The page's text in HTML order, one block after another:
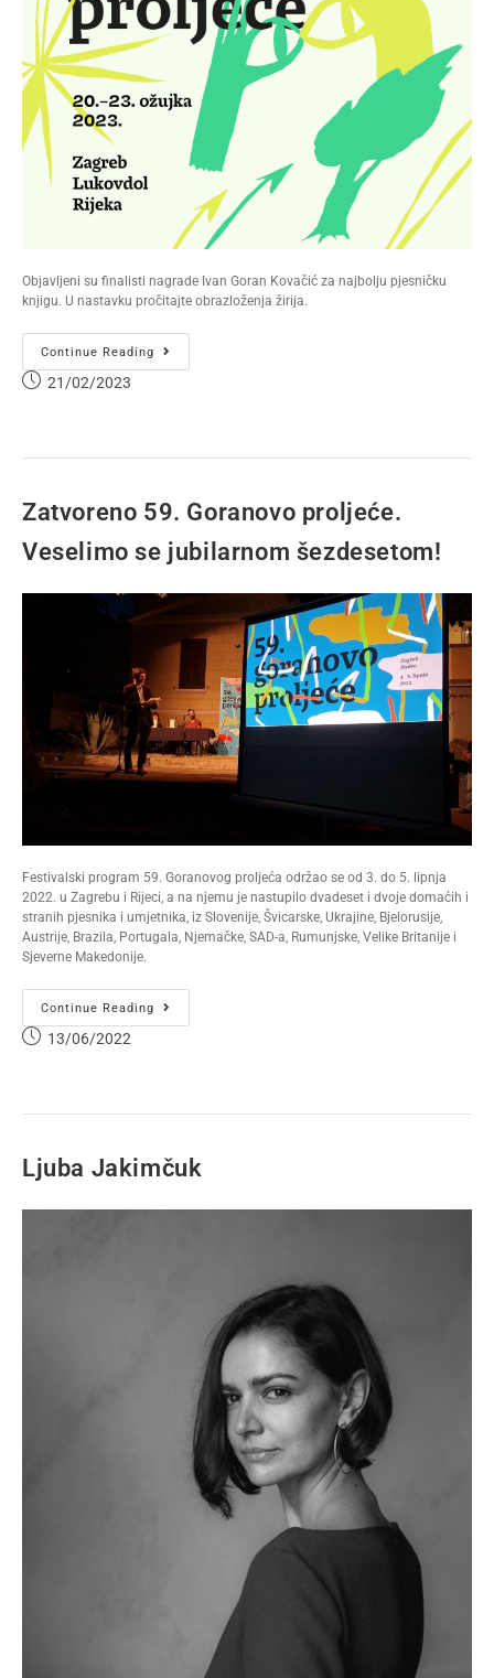
Objavljeni su finalisti nagrade Ivan Goran Kovačić za najbolju pjesničku
knjigu. U nastavku pročitajte obrazloženja žirija.
Continue Reading
21/02/2023
Zatvoreno 59. Goranovo proljeće.
Veselimo se jubilarnom šezdesetom!
Festivalski program 59. Goranovog proljeća održao se od 3. do 5. lipnja
2022. u Zagrebu i Rijeci, a na njemu je nastupilo dvadeset i dvoje domaćih i
stranih pjesnika i umjetnika, iz Slovenije, Švicarske, Ukrajine, Bjelorusije,
Austrije, Brazila, Portugala, Njemačke, SAD-a, Rumunjske, Velike Britanije i
Sjeverne Makedonije.
Continue Reading
13/06/2022
Ljuba Jakimčuk